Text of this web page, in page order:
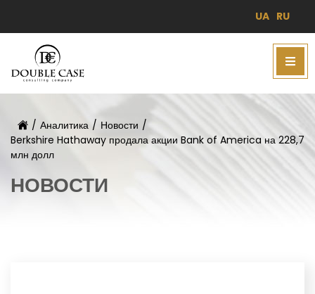
UA RU
/ Аналитика / Новости /
Berkshire Hathaway продала акции Bank of America на 228,7
млн долл
НОВОСТИ